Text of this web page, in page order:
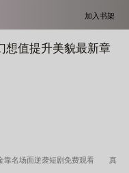
加入书架
想值提升美貌最新章
靠名场面逆袭短剧免费观看 真